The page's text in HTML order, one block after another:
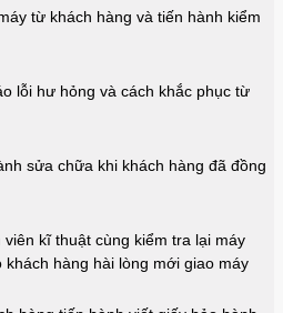
từ khách hàng và tiến hành kiểm
lỗi hư hỏng và cách khắc phục từ
sửa chữa khi khách hàng đã đồng
kĩ thuật cùng kiểm tra lại máy
hàng hài lòng mới giao máy